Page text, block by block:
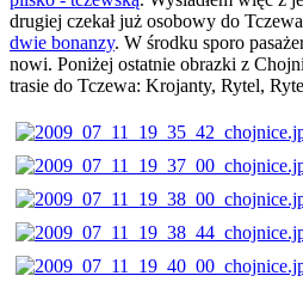
drugiej czekał już osobowy do
dwie bonanzy. W środku sporo
nowi. Poniżej ostatnie obrazki z
trasie do Tczewa: Krojanty, Rytel,